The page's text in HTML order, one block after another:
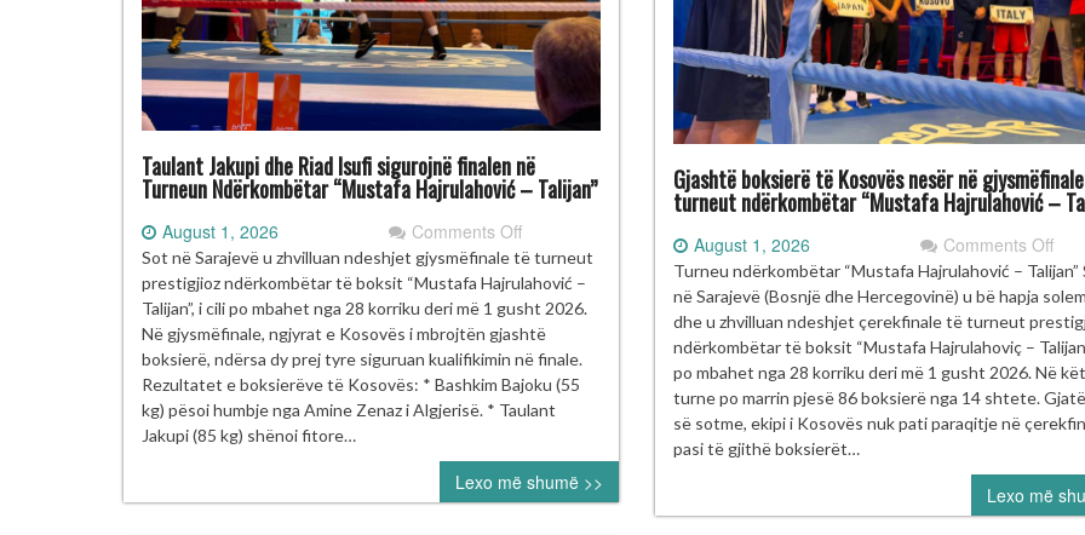
Taulant Jakupi dhe Riad Isufi sigurojnë finalen në
Turneun Ndërkombëtar “Mustafa Hajrulahović – Talijan”
August 1, 2026 Comments Offon
Taulant
Jakupi
dhe
Riad
Isufi
sigurojnë
finalen
Turneun
Ndërkombëtar
“Mustafa
Sot në Sarajevë u zhvilluan ndeshjet gjysmëfinale të turneut
prestigjioz ndërkombëtar të boksit “Mustafa Hajrulahović –
Talijan”, i cili po mbahet nga 28 korriku deri më 1 gusht 2026.
Në gjysmëfinale, ngjyrat e Kosovës i mbrojtën gjashtë
boksierë, ndërsa dy prej tyre siguruan kualifikimin në finale.
Rezultatet e boksierëve të Kosovës: * Bashkim Bajoku (55
kg) pësoi humbje nga Amine Zenaz i Algjerisë. * Taulant
Jakupi (85 kg) shënoi fitore…
Lexo më shumë >>
Gjashtë boksierë të Kosovës nesër në
turneut ndërkombëtar “Mustafa Hajrulahović –
August 1, 2026 Comments Offon
të
në
Turneu ndërkombëtar “Mustafa Hajrulahović – Talijan”
në Sarajevë (Bosnjë dhe Hercegovinë) u bë hapja
dhe u zhvilluan ndeshjet çerekfinale të turneut
ndërkombëtar të boksit “Mustafa Hajrulahoviç –
po mbahet nga 28 korriku deri më 1 gusht 2026. Në
turne po marrin pjesë 86 boksierë nga 14 shtete.
së sotme, ekipi i Kosovës nuk pati paraqitje në
pasi të gjithë boksierët…
Lexo më